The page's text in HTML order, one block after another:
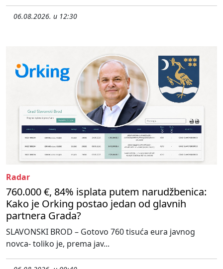
06.08.2026. u 12:30
Radar
760.000 €, 84% isplata putem narudžbenica:
Kako je Orking postao jedan od glavnih
partnera Grada?
SLAVONSKI BROD – Gotovo 760 tisuća eura javnog
novca- toliko je, prema jav...